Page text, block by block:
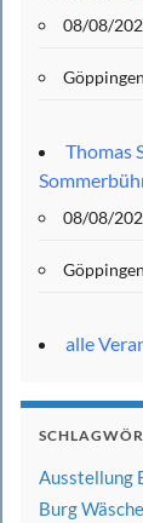
08/08/
Göppingen
Thomas
08/08/
Göppingen
alle
Ausstellung
Burg